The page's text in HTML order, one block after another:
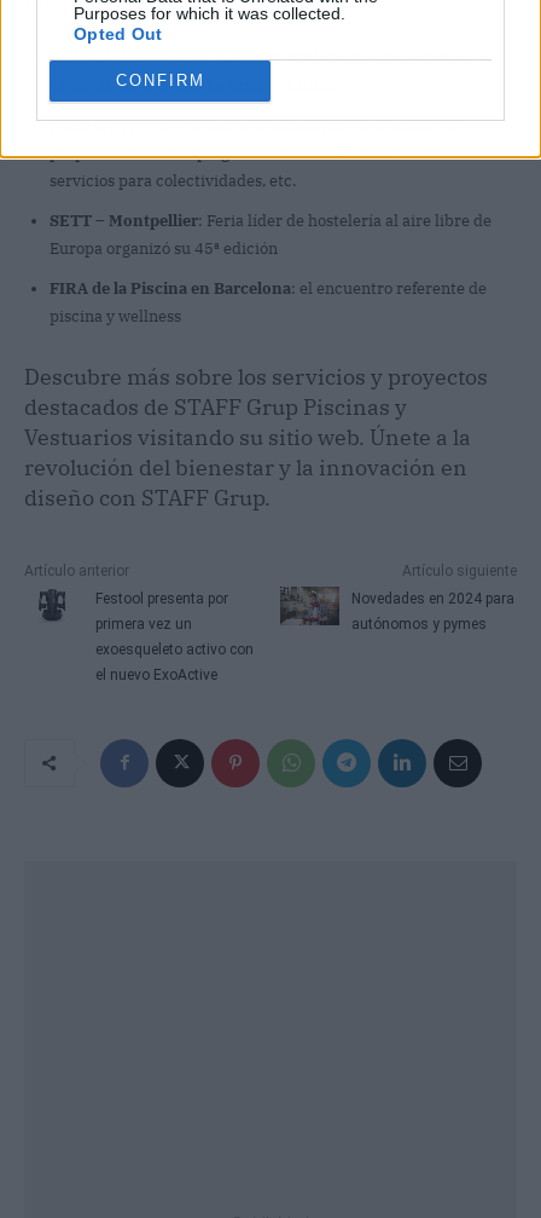
Purposes for which it was collected.
Opted Out
CONFIRM
GIROCÀMPING PRO: Congreso profesional de turismo de
camping en la región de Girona (España)
INNOCÀMPING: Un punto de encuentro para gerentes y
propietarios de campings, ciudades de vacaciones, resorts,
servicios para colectividades, etc.
SETT – Montpellier: Feria líder de hostelería al aire libre de
Europa organizó su 45ª edición
FIRA de la Piscina en Barcelona: el encuentro referente de
piscina y wellness
Descubre más sobre los servicios y proyectos
destacados de STAFF Grup Piscinas y
Vestuarios visitando su sitio web. Únete a la
revolución del bienestar y la innovación en
diseño con STAFF Grup.
Artículo anterior
Festool presenta por
primera vez un
exoesqueleto activo con
el nuevo ExoActive
Artículo siguiente
Novedades en 2024 para
autónomos y pymes